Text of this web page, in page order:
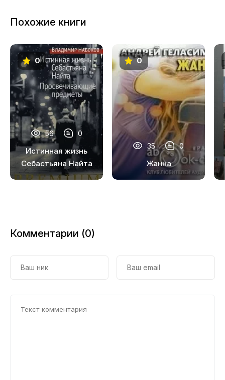
Похожие книги
0
56 0
Истинная жизнь
Себастьяна Найта
0
35 0
Жанна
Комментарии (0)